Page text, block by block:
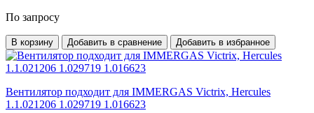
По запросу
В корзину Добавить в сравнение Добавить в избранное
Вентилятор подходит для IMMERGAS Victrix, Hercules
1.1.021206 1.029719 1.016623